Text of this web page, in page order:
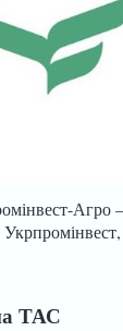
Агро
ТАС